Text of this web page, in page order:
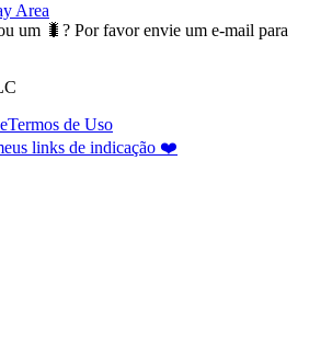
Area
um 🐛? Por favor envie um e-mail para
Termos de Uso
links de indicação ❤️